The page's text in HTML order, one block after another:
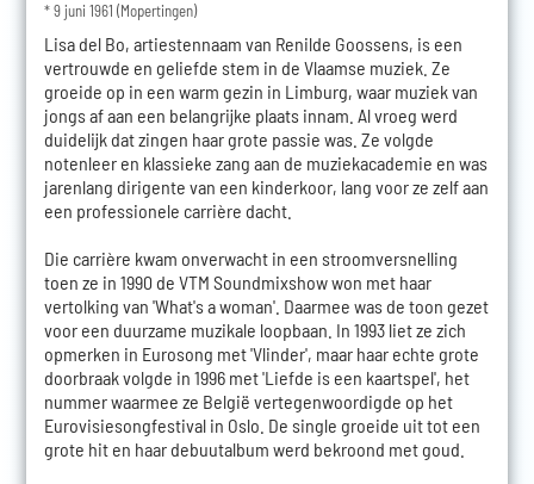
* 9 juni 1961 (Mopertingen)
Lisa del Bo, artiestennaam van Renilde Goossens, is een
vertrouwde en geliefde stem in de Vlaamse muziek. Ze
groeide op in een warm gezin in Limburg, waar muziek van
jongs af aan een belangrijke plaats innam. Al vroeg werd
duidelijk dat zingen haar grote passie was. Ze volgde
notenleer en klassieke zang aan de muziekacademie en was
jarenlang dirigente van een kinderkoor, lang voor ze zelf aan
een professionele carrière dacht.
Die carrière kwam onverwacht in een stroomversnelling
toen ze in 1990 de VTM Soundmixshow won met haar
vertolking van 'What's a woman'. Daarmee was de toon gezet
voor een duurzame muzikale loopbaan. In 1993 liet ze zich
opmerken in Eurosong met 'Vlinder', maar haar echte grote
doorbraak volgde in 1996 met 'Liefde is een kaartspel', het
nummer waarmee ze België vertegenwoordigde op het
Eurovisiesongfestival in Oslo. De single groeide uit tot een
grote hit en haar debuutalbum werd bekroond met goud.